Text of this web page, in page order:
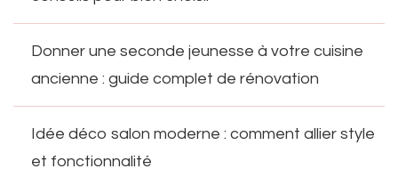
Donner une seconde jeunesse à votre cuisine
ancienne : guide complet de rénovation
Idée déco salon moderne : comment allier style
et fonctionnalité